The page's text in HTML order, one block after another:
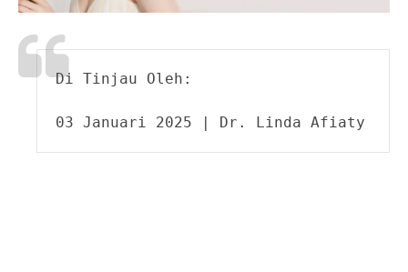
Di Tinjau Oleh:
03 Januari 2025 | Dr. Linda Afiaty